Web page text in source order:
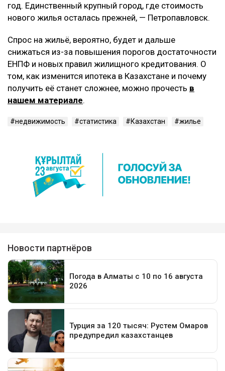
год. Единственный крупный город, где стоимость
нового жилья осталась прежней, — Петропавловск.
Спрос на жильё, вероятно, будет и дальше
снижаться из-за повышения порогов достаточности
ЕНПФ и новых правил жилищного кредитования. О
том, как изменится ипотека в Казахстане и почему
получить её станет сложнее, можно прочесть в
нашем материале.
недвижимость статистика Казахстан жилье